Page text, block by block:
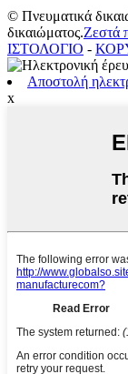
© Πνευματικά
δικαιώματος.Ζεστά
ΙΣΤΟΛΟΓΙΟ -
Αποστολή
x